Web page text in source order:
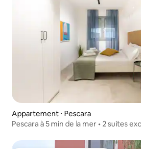
Appartement ⋅ Pescara
Pescara à 5 min de la mer • 2 suites